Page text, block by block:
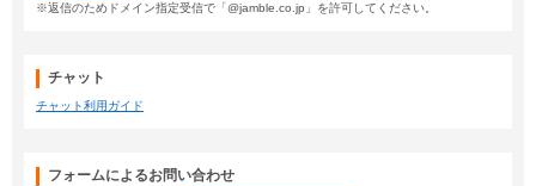
※返信のためドメイン指定受信で「@jamble.co.jp」を許可してください。
チャット
チャット利用ガイド
フォームによるお問い合わせ